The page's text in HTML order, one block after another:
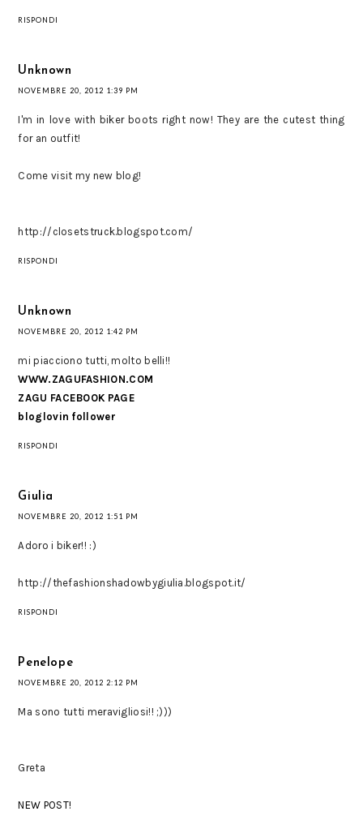
RISPONDI
Unknown
NOVEMBRE 20, 2012 1:39 PM
I'm in love with biker boots right now! They are the cutest thing
for an outfit!
Come visit my new blog!
http://closetstruck.blogspot.com/
RISPONDI
Unknown
NOVEMBRE 20, 2012 1:42 PM
mi piacciono tutti, molto belli!!
WWW.ZAGUFASHION.COM
ZAGU FACEBOOK PAGE
bloglovin follower
RISPONDI
Giulia
NOVEMBRE 20, 2012 1:51 PM
Adoro i biker!! :)
http://thefashionshadowbygiulia.blogspot.it/
RISPONDI
Penelope
NOVEMBRE 20, 2012 2:12 PM
Ma sono tutti meravigliosi!! ;)))
Greta
NEW POST!